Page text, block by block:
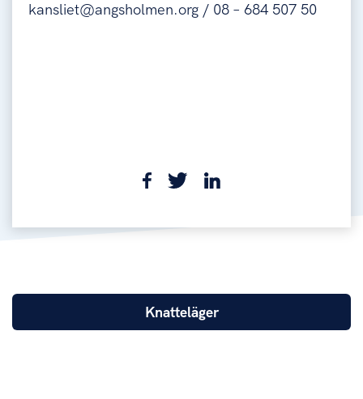
kansliet@angsholmen.org / 08 – 684 507 50
Knatteläger